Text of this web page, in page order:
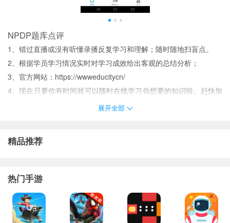
NPDP题库点评
1、错过直播或没有听懂录播反复学习和理解；随时随地扫盲点。
2、根据学员学习情况实时对学习成效给出客观的总结分析；
3、官方网站：https://wwweducitycn/
4、现在只要你有时间就可以随时在线学习你想要的知识啦。赶快加
7、直播课堂分散知识体系分阶段掌握和消化知识点；
直播课堂看视频碰到不懂的不知道怎么办？看直播呀！实时上课与
观看直播课与老师舒适互动有效的提高学习的质量让学习更简单；
直播课堂分散知识体系分阶段掌握和消化知识点；
展开全部
精品推荐
热门手游